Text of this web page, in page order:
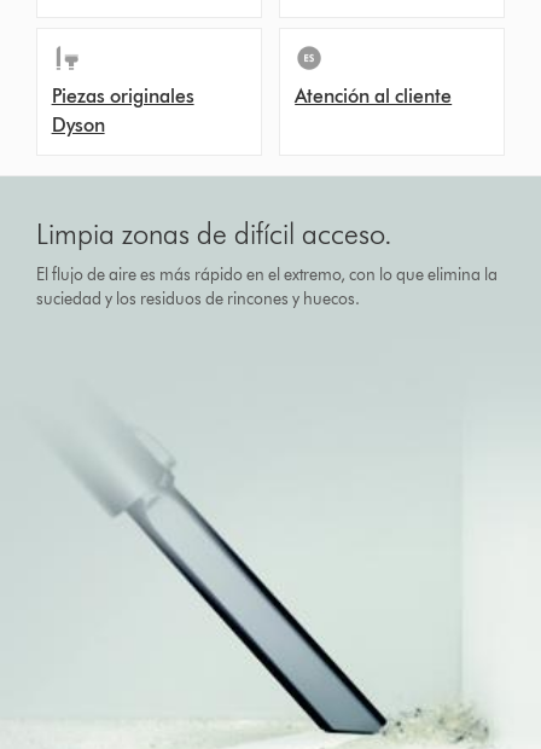
Piezas originales
Dyson
Atención al cliente
Limpia zonas de difícil acceso.
El flujo de aire es más rápido en el extremo, con lo que elimina la
suciedad y los residuos de rincones y huecos.